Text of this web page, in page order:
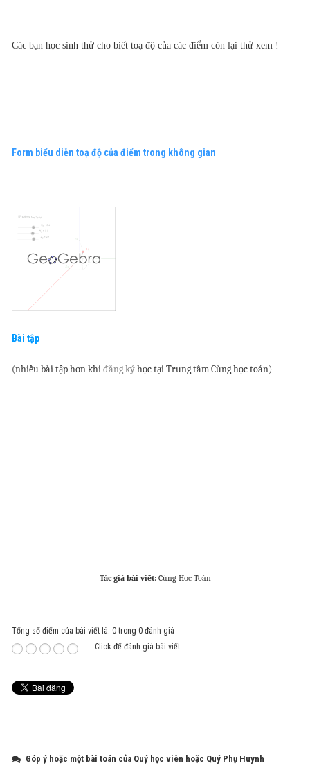
Các bạn học sinh thử cho biết toạ độ của các điểm còn lại thử xem !
Form biểu diễn toạ độ của điểm trong không gian
Bài tập
(nhiều bài tập hơn khiđăng kýhọc tại Trung tâm Cùng học toán)
Tác giả bài viết: Cùng Học Toán
Tổng số điểm của bài viết là: 0 trong 0 đánh giá
Click để đánh giá bài viết
Góp ý hoặc một bài toán của Quý học viên hoặc Quý Phụ Huynh